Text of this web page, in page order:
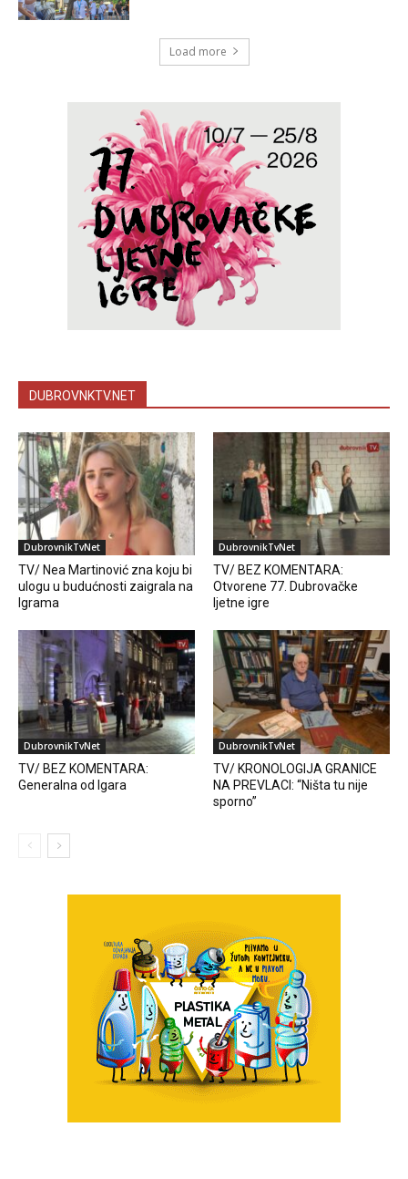
Load more
DUBROVNKTV.NET
DubrovnikTvNet
TV/ Nea Martinović zna koju bi
ulogu u budućnosti zaigrala na
Igrama
DubrovnikTvNet
TV/ BEZ KOMENTARA:
Otvorene 77. Dubrovačke
ljetne igre
DubrovnikTvNet
TV/ BEZ KOMENTARA:
Generalna od Igara
DubrovnikTvNet
TV/ KRONOLOGIJA GRANICE
NA PREVLACI: “Ništa tu nije
sporno”